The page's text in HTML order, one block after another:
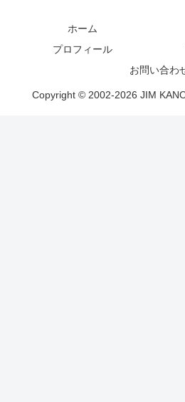
ホーム
プロフィール
お問い合わ
Copyright © 2002-2026 JIM